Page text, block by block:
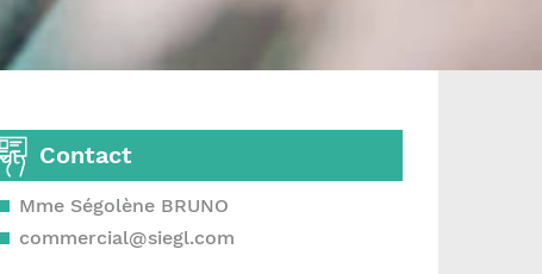
Contact
Mme Ségolène BRUNO
commercial@siegl.com